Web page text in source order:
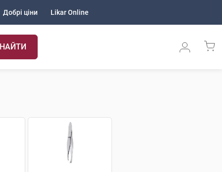
Добрі ціни Likar Online